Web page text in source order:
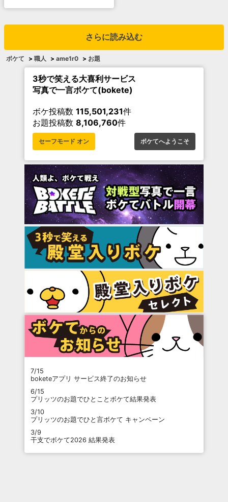
さらに読み込む
ボケて > 職人 > ame1r0 > お題
3秒で笑える大喜利サービス
写真で一言ボケて(bokete)
ボケ投稿数 115,501,231件
お題投稿数 8,106,760件
セーフモード オン ボケてへようこそ
7/15
boketeアプリ サービス終了のお知らせ
6/15
プリッツのお題でひとことボケて結果発表
3/10
プリッツのお題でひと言ボケて キャンペーン
3/9
干支でボケて2026 結果発表